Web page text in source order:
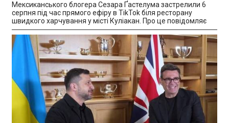
Мексиканського блогера Сезара Ґастелума застрелили 6
серпня під час прямого ефіру в TikTok біля ресторану
швидкого харчування у місті Куліакан. Про це повідомляє